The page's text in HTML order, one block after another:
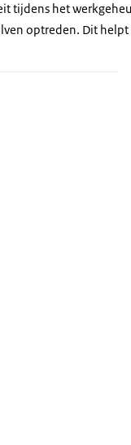
tijdens het
optreden. Dit